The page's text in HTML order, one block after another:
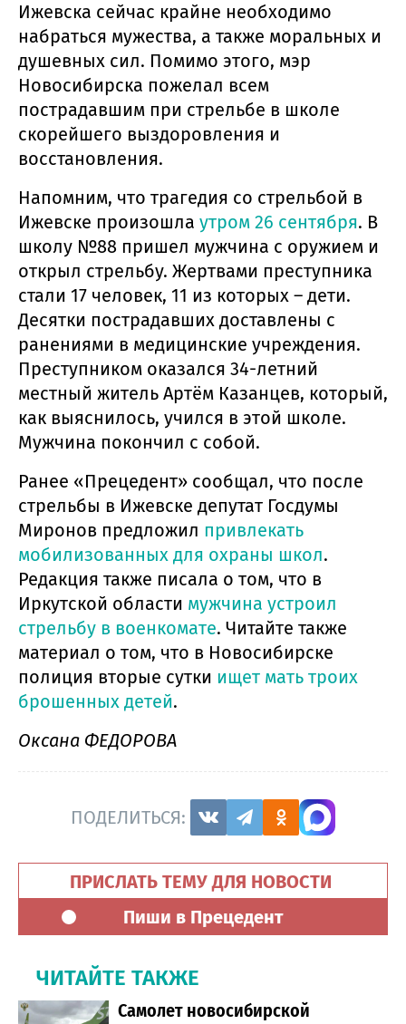
Ижевска сейчас крайне необходимо
набраться мужества, а также моральных и
душевных сил. Помимо этого, мэр
Новосибирска пожелал всем
пострадавшим при стрельбе в школе
скорейшего выздоровления и
восстановления.
Напомним, что трагедия со стрельбой в
Ижевске произошла утром 26 сентября. В
школу №88 пришел мужчина с оружием и
открыл стрельбу. Жертвами преступника
стали 17 человек, 11 из которых – дети.
Десятки пострадавших доставлены с
ранениями в медицинские учреждения.
Преступником оказался 34-летний
местный житель Артём Казанцев, который,
как выяснилось, учился в этой школе.
Мужчина покончил с собой.
Ранее «Прецедент» сообщал, что после
стрельбы в Ижевске депутат Госдумы
Миронов предложил привлекать
мобилизованных для охраны школ.
Редакция также писала о том, что в
Иркутской области мужчина устроил
стрельбу в военкомате. Читайте также
материал о том, что в Новосибирске
полиция вторые сутки ищет мать троих
брошенных детей.
Оксана ФЕДОРОВА
ПОДЕЛИТЬСЯ:
ПРИСЛАТЬ ТЕМУ ДЛЯ НОВОСТИ
Пиши в Прецедент
ЧИТАЙТЕ ТАКЖЕ
Самолет новосибирской